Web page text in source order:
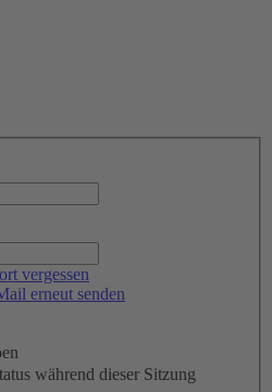
vergessen
erneut senden
während dieser Sitzung